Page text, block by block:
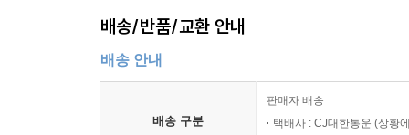
배송/반품/교환 안내
배송 안내
배송 구분
판매자 배송
택배사 : CJ대한통운 (상황